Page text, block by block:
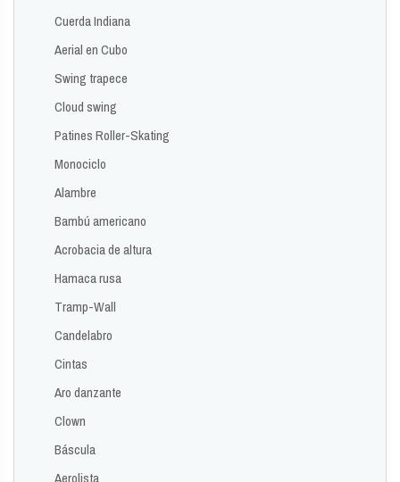
Cuerda Indiana
Aerial en Cubo
Swing trapece
Cloud swing
Patines Roller-Skating
Monociclo
Alambre
Bambú americano
Acrobacia de altura
Hamaca rusa
Tramp-Wall
Candelabro
Cintas
Aro danzante
Clown
Báscula
Aerolista